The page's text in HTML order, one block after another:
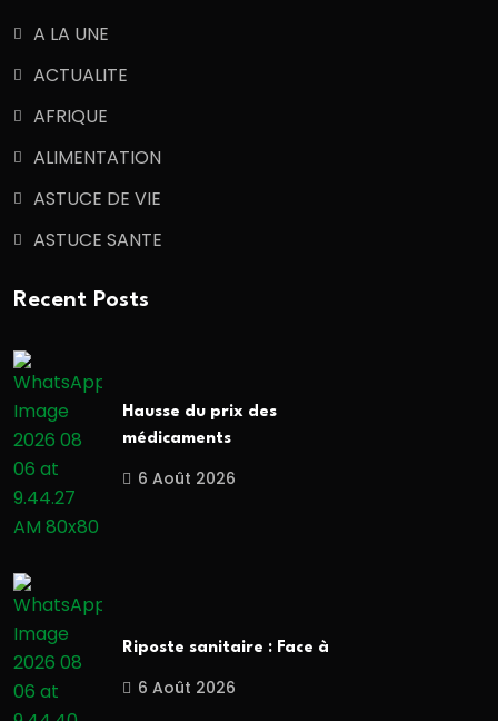
A LA UNE
ACTUALITE
AFRIQUE
ALIMENTATION
ASTUCE DE VIE
ASTUCE SANTE
Recent Posts
Hausse du prix des
médicaments
6 Août 2026
Riposte sanitaire : Face à
6 Août 2026